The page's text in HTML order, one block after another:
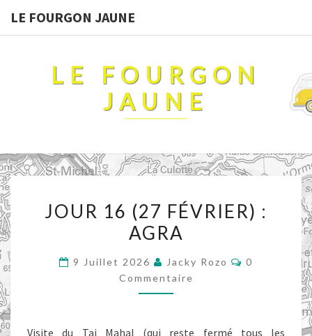
LE FOURGON JAUNE
LE FOURGON
JAUNE
16
(27
:
AGRA
JOUR 16 (27 FÉVRIER) :
AGRA
9 Juillet 2026 Jacky Rozo
0
Commentaire
Visite du Taj Mahal (qui reste fermé tous les